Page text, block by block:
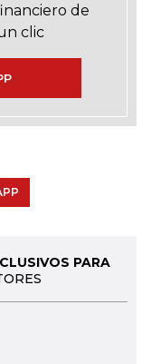
de
clic
PARA